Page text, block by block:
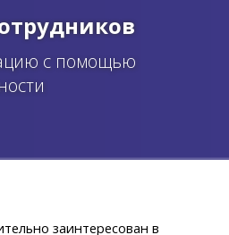
с помощью
заинтересован в